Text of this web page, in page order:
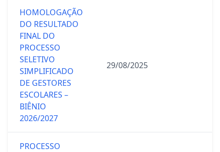
HOMOLOGAÇÃO
DO RESULTADO
FINAL DO
PROCESSO
SELETIVO
SIMPLIFICADO
DE GESTORES
ESCOLARES –
BIÊNIO
2026/2027
29/08/2025
PROCESSO